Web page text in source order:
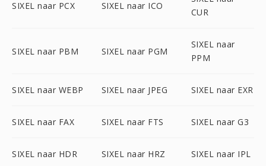
SIXEL naar PCX SIXEL naar ICO
CUR
SIXEL naar PBM SIXEL naar PGM
SIXEL naar
PPM
SIXEL naar WEBP SIXEL naar JPEG SIXEL naar EXR
SIXEL naar FAX SIXEL naar FTS SIXEL naar G3
SIXEL naar HDR SIXEL naar HRZ SIXEL naar IPL